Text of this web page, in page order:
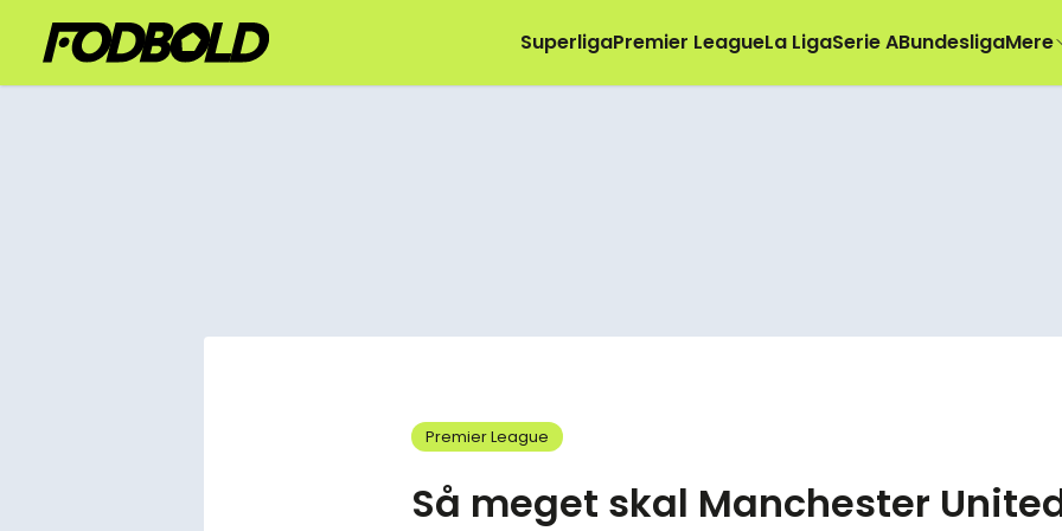
SuperligaPremier LeagueLa LigaSerie ABundesligaMere
Premier League
Så meget skal Manchester